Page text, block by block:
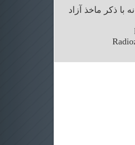
ذکر ماخذ آزاد